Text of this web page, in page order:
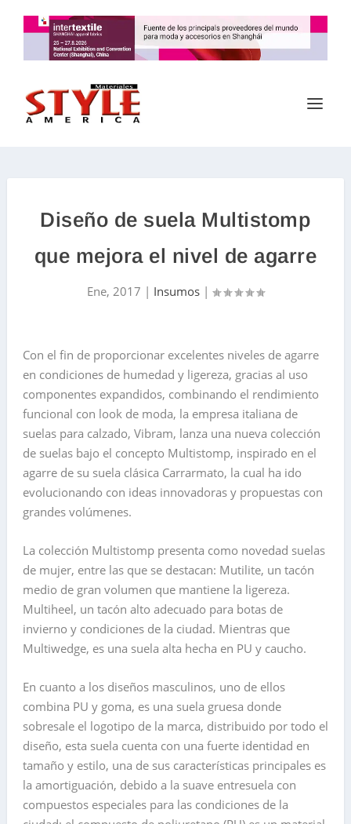
Diseño de suela Multistomp
que mejora el nivel de agarre
Ene, 2017 | Insumos|
Con el fin de proporcionar excelentes niveles de agarre
en condiciones de humedad y ligereza, gracias al uso
componentes expandidos, combinando el rendimiento
funcional con look de moda, la empresa italiana de
suelas para calzado, Vibram, lanza una nueva colección
de suelas bajo el concepto Multistomp, inspirado en el
agarre de su suela clásica Carrarmato, la cual ha ido
evolucionando con ideas innovadoras y propuestas con
grandes volúmenes.
La colección Multistomp presenta como novedad suelas
de mujer, entre las que se destacan: Mutilite, un tacón
medio de gran volumen que mantiene la ligereza.
Multiheel, un tacón alto adecuado para botas de
invierno y condiciones de la ciudad. Mientras que
Multiwedge, es una suela alta hecha en PU y caucho.
En cuanto a los diseños masculinos, uno de ellos
combina PU y goma, es una suela gruesa donde
sobresale el logotipo de la marca, distribuido por todo el
diseño, esta suela cuenta con una fuerte identidad en
tamaño y estilo, una de sus características principales es
la amortiguación, debido a la suave entresuela con
compuestos especiales para las condiciones de la